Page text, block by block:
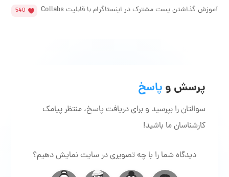
آموزش گذاشتن پست مشترک در اینستاگرام با قابلیت Collabs 540
پرسش و پاسخ
سوالتان را بپرسید و برای دریافت پاسخ، منتظر پیامک
کارشناسان ما باشید!
دیدگاه شما را با چه تصویری در سایت نمایش دهیم؟